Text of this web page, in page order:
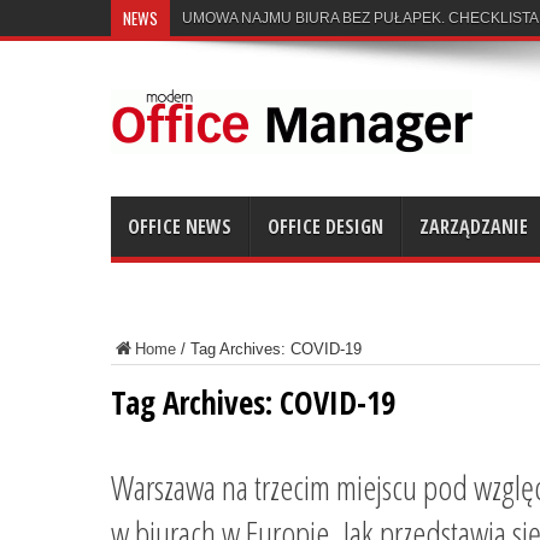
NEWS UMOWA NAJMU BIURA BEZ PUŁAPEK.
OFFICE NEWS OFFICE DESIGN ZARZĄDZANIE
Home / Tag Archives: COVID-19
Tag Archives: COVID-19
Warszawa na trzecim miejscu pod